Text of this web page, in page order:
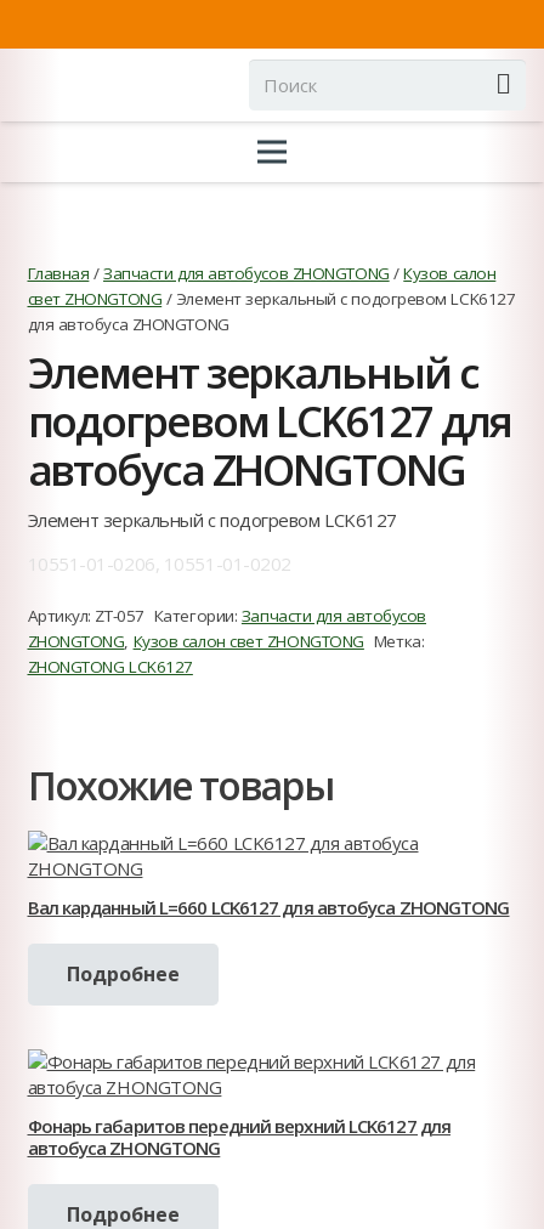
Главная /Запчасти для автобусов ZHONGTONG /Кузов салон
свет ZHONGTONG / Элемент зеркальный с подогревом LCK6127
для автобуса ZHONGTONG
Элемент зеркальный с
подогревом LCK6127 для
автобуса ZHONGTONG
Элемент зеркальный с подогревом LCK6127
10551-01-0206, 10551-01-0202
Артикул: ZT-057 Категории: Запчасти для автобусов
ZHONGTONG, Кузов салон свет ZHONGTONG Метка:
ZHONGTONG LCK6127
Похожие товары
Вал карданный L=660 LCK6127 для автобуса ZHONGTONG
Подробнее
Фонарь габаритов передний верхний LCK6127 для
автобуса ZHONGTONG
Подробнее